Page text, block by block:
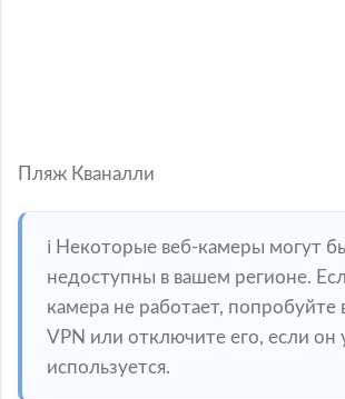
Пляж Кваналли
ℹ️ Некоторые веб-камеры могут
недоступны в вашем регионе.
камера не работает, попробуйте
VPN или отключите его, если он
используется.